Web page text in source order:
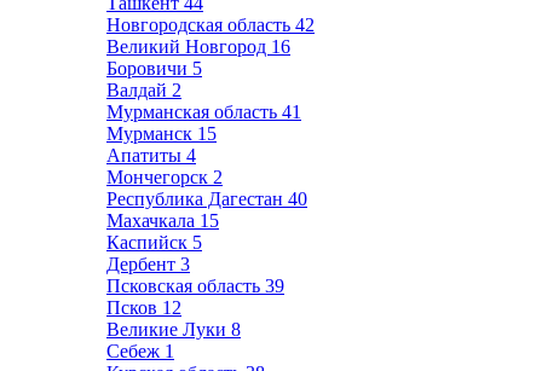
Новгородская область 42
Великий Новгород 16
Боровичи 5
Валдай 2
Мурманская область 41
Мурманск 15
Апатиты 4
Мончегорск 2
Республика Дагестан 40
Махачкала 15
Каспийск 5
Дербент 3
Псковская область 39
Псков 12
Великие Луки 8
Себеж 1